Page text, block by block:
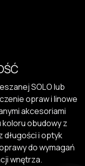
SOLO lub
opraw i linowe
akcesoriami
obudowy z
długości i optyk
do wymagań
wnętrza.